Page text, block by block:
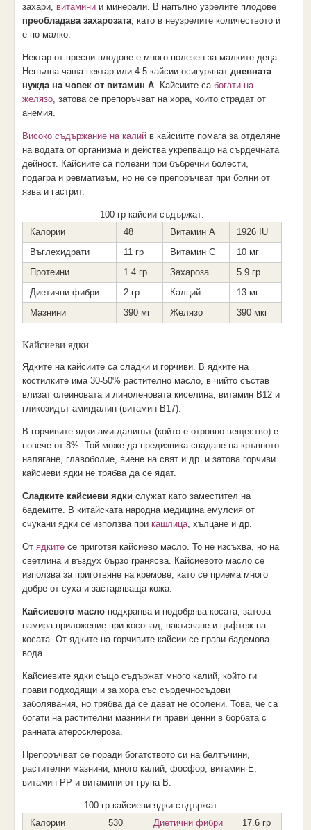
захари, витаминии минерали. В напълно узрелите плодове
преобладава захарозата, като в неузрелите количеството ѝ
е по-малко.
Нектар от пресни плодове е много полезен за малките деца.
Непълна чаша нектар или 4-5 кайсии осигуряват дневната
нужда на човек от витамин А. Кайсиите са богати на
желязо, затова се препоръчват на хора, които страдат от
анемия.
Високо съдържание на калийв кайсиите помага за отделяне
на водата от организма и действа укрепващо на сърдечната
дейност. Кайсиите са полезни при бъбречни болести,
подагра и ревматизъм, но не се препоръчват при болни от
язва и гастрит.
100 гр кайсии съдържат:
Калории
48 Витамин А
1926 IU
Въглехидрати
11 гр Витамин С
10 мг
Протеини
1.4 гр Захароза
5.9 гр
Диетични фибри
2 гр Калций
13 мг
Мазнини
390 мг Желязо 390 мкг
Кайсиеви ядки
Ядките на кайсиите са сладки и горчиви. В ядките на
костилките има 30-50% растително масло, в чийто състав
влизат олеиновата и линоленовата киселина, витамин В12 и
гликозидът амигдалин (витамин В17).
В горчивите ядки амигдалинът (който е отровно вещество) е
повече от 8%. Той може да предизвика спадане на кръвното
налягане, главоболие, виене на свят и др. и затова горчиви
кайсиеви ядки не трябва да се ядат.
Сладките кайсиеви ядки служат като заместител на
бадемите. В китайската народна медицина емулсия от
счукани ядки се използва при кашлица, хълцане и др.
От ядкитесе приготвя кайсиево масло. То не изсъхва, но на
светлина и въздух бързо гранясва. Кайсиевото масло се
използва за приготвяне на кремове, като се приема много
добре от суха и застаряваща кожа.
Кайсиевото маслоподхранва и подобрява косата, затова
намира приложение при косопад, накъсване и цъфтеж на
косата. От ядките на горчивите кайсии се прави бадемова
вода.
Кайсиевите ядки също съдържат много калий, който ги
прави подходящи и за хора със сърдечносъдови
заболявания, но трябва да се дават не осолени. Това, че са
богати на растителни мазнини ги прави ценни в борбата с
ранната атеросклероза.
Препоръчват се поради богатството си на белтъчини,
растителни мазнини, много калий, фосфор, витамин Е,
витамин РР и витамини от група В.
100 гр кайсиеви ядки съдържат:
Калории
530 Диетични фибри
17.6 гр